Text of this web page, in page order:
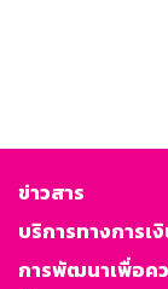
ข่าวสาร
บริการทางการเ
การพัฒนาเพื่อค